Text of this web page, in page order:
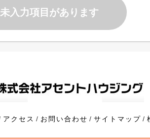
未入力項目があります
アクセス お問い合わせ サイトマップ